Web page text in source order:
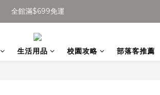
全館滿$699免運
加入會員得$100購物金👉
全館滿$699免運
生活用品 校園攻略 部落客推薦